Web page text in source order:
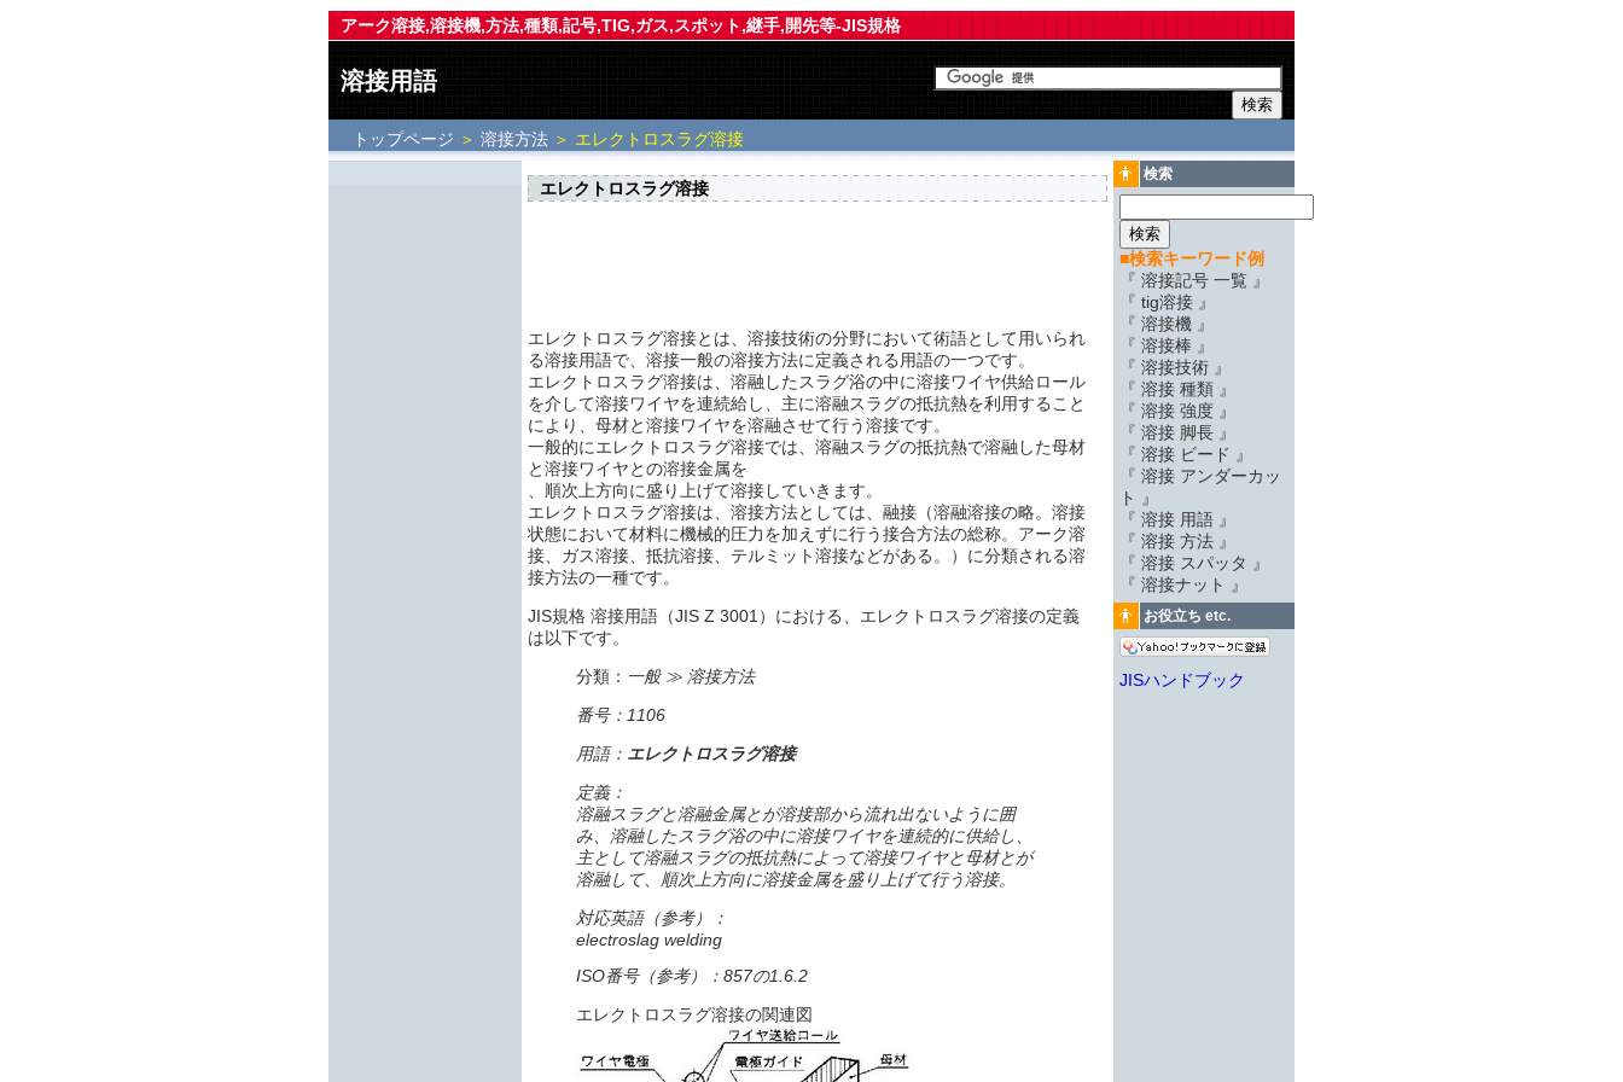
アーク溶接,溶接機,方法,種類,記号,TIG,ガス,スポット,継手,開先等-JIS規格
溶接用語
トップページ ＞ 溶接方法 ＞ エレクトロスラグ溶接
エレクトロスラグ溶接
エレクトロスラグ溶接とは、溶接技術の分野において術語として用いられ
る溶接用語で、溶接一般の溶接方法に定義される用語の一つです。
エレクトロスラグ溶接は、溶融したスラグ浴の中に溶接ワイヤ供給ロール
を介して溶接ワイヤを連続給し、主に溶融スラグの抵抗熱を利用すること
により、母材と溶接ワイヤを溶融させて行う溶接です。
一般的にエレクトロスラグ溶接では、溶融スラグの抵抗熱で溶融した母材
と溶接ワイヤとの溶接金属を
、順次上方向に盛り上げて溶接していきます。
エレクトロスラグ溶接は、溶接方法としては、融接（溶融溶接の略。溶接
状態において材料に機械的圧力を加えずに行う接合方法の総称。アーク溶
接、ガス溶接、抵抗溶接、テルミット溶接などがある。）に分類される溶
接方法の一種です。
JIS規格 溶接用語（JIS Z 3001）における、エレクトロスラグ溶接の定義
は以下です。
分類： 一般 ≫ 溶接方法
番号：1106
用語： エレクトロスラグ溶接
定義：
溶融スラグと溶融金属とが溶接部から流れ出ないように囲
み、溶融したスラグ浴の中に溶接ワイヤを連続的に供給し、
主として溶融スラグの抵抗熱によって溶接ワイヤと母材とが
溶融して、順次上方向に溶接金属を盛り上げて行う溶接。
対応英語（参考）：
electroslag welding
ISO番号（参考）：857の1.6.2
エレクトロスラグ溶接の関連図
検索
■検索キーワード例
『 溶接記号 一覧 』
『 tig溶接 』
『 溶接機 』
『 溶接棒 』
『 溶接技術 』
『 溶接 種類 』
『 溶接 強度 』
『 溶接 脚長 』
『 溶接 ビード 』
『 溶接 アンダーカッ
ト 』
『 溶接 用語 』
『 溶接 方法 』
『 溶接 スパッタ 』
『 溶接ナット 』
お役立ち etc.
JISハンドブック